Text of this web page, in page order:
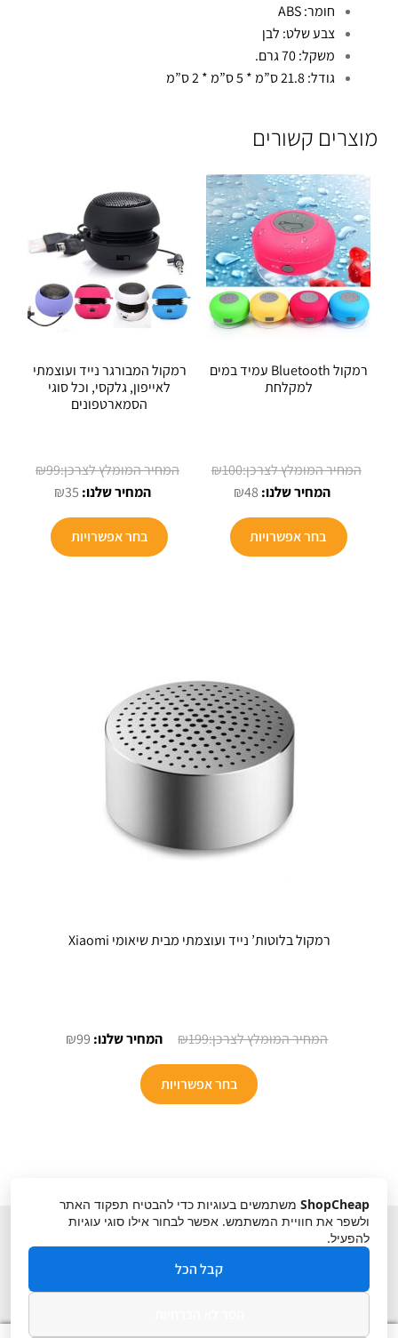
חומר: ABS
צבע שלט: לבן
משקל: 70 גרם.
גודל: 21.8 ס”מ * 5 ס”מ * 2 ס”מ
מוצרים קשורים
רמקול Bluetooth עמיד במים
למקלחת
₪100 המחיר
₪48
הוא:
בחר אפשרויות
למוצר
את
האפשרויות
בעמוד
המוצר
רמקול המבורגר נייד ועוצמתי
לאייפון, גלקסי, וכל סוגי
הסמארטפונים
₪99 המחיר
₪35 המחיר
הוא:
בחר אפשרויות
רמקול בלוטות’ נייד ועוצמתי מבית שיאומי Xiaomi
₪199
המחיר
המקורי
היה:
₪199.
₪99
בחר אפשרויות
למוצר
לבחור
את
האפשרויות
המוצר
תקנון
ShopCheap משתמשים בעוגיות כדי להבטיח תפקוד האתר
ולשפר את חוויית המשתמש. אפשר לבחור אילו סוגי עוגיות
להפעיל.
קבל הכל